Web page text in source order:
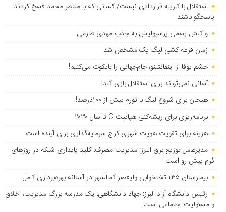
استقلال با کاریله قراردادی نبست/ کسانی که با منتظر محمد فسخ کردند
پاسخگو باشند
واکنش رسمی پرسپولیس به جذب مهدی طارمی
زمان قرعه کشی لیگ یک مشخص شد
خشم یوفا از اینفانتینو؛ جام‌جهانی را بایکوت می‌کنیم!
آسانی نمی‌تواند برای استقلال بازی کند!
هیجان برای شروع لیگ با تورم بیش از ۱۰۰درصد!
برنامه‌ریزی برای ریشه‌کنی هپاتیت C تا سال ۲۰۳۰
هزینه برای تقویت هویت شهری کرج سرمایه‌گذاری برای آینده است
مدیرعامل توزیع برق البرز: مدیریت مصرف، کلید پایداری شبکه در روزهای
گرم پیش رو است
بیمارستان ۱۳۵ تختخوابی ولیعصر کمالشهر در آستانه بهره‌برداری کامل
رئیس دانشگاه آزاد البرز: جهاد دانشگاهی، یک مدرسه بزرگ مدیریت، اخلاق
و مسئولیت اجتماعی است